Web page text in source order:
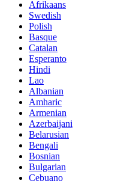
Afrikaans
Swedish
Polish
Basque
Catalan
Esperanto
Hindi
Lao
Albanian
Amharic
Armenian
Azerbaijani
Belarusian
Bengali
Bosnian
Bulgarian
Cebuano